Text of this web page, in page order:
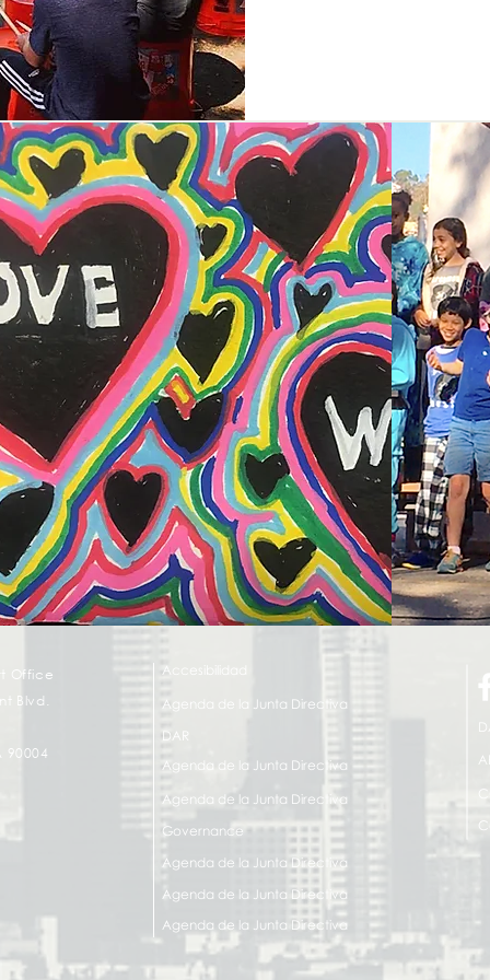
Office
Blvd.
90004
Accesibilidad
Agenda de la Junta Directiva
DAR
Agenda de la Junta Directiva
Agenda de la Junta Directiva
Governance
Agenda de la Junta Directiva
Agenda de la Junta Directiva
Agenda de la Junta Directiva